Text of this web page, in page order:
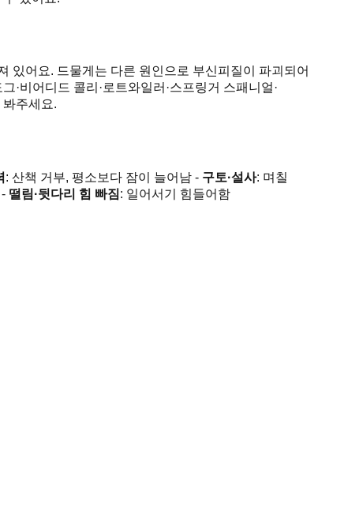
있어요. 드물게는 다른 원인으로 부신피질이 파괴되어
·비어디드 콜리·로트와일러·스프링거 스패니얼·
주세요.
: 산책 거부, 평소보다 잠이 늘어남 - 구토·설사: 며칠
떨림·뒷다리 힘 빠짐: 일어서기 힘들어함